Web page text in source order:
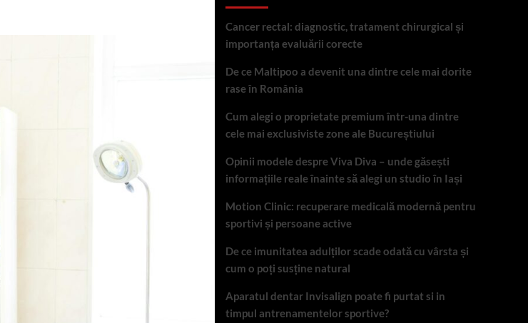
Cancer rectal: diagnostic, tratament chirurgical și
importanța evaluării corecte
De ce Maltipoo a devenit una dintre cele mai dorite
rase în România
Cum alegi o proprietate premium într-una dintre
cele mai exclusiviste zone ale Bucureștiului
Opinii modele despre Viva Diva – unde găsești
informațiile reale înainte să alegi un studio în Iași
Motion Clinic: recuperare medicală modernă pentru
sportivi și persoane active
De ce imunitatea adulților scade odată cu vârsta și
cum o poți susține natural
Aparatul dentar Invisalign poate fi purtat si in
timpul antrenamentelor sportive?